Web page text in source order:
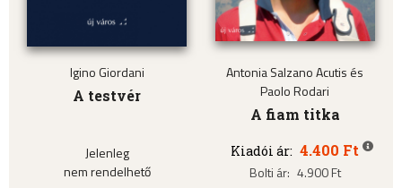
Igino Giordani
A testvér
Jelenleg
nem rendelhető
Antonia Salzano Acutis és
Paolo Rodari
A fiam titka
Kiadói ár: 4.400 Ft
Bolti ár: 4.900 Ft